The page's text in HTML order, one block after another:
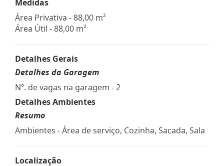
Medidas
Área Privativa - 88,00 m²
Área Útil - 88,00 m²
Detalhes Gerais
Detalhes da Garagem
Nº. de vagas na garagem - 2
Detalhes Ambientes
Resumo
Ambientes - Área de serviço, Cozinha, Sacada, Sala
Localização